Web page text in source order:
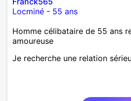
Locminé - 55 ans
Homme célibataire de 55 ans
amoureuse
Je recherche une relation